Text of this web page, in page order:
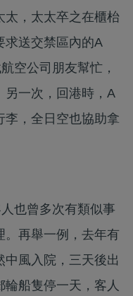
太，太太卒之在櫃枱
求送交禁區內的A
空公司朋友幫忙，
另一次，回港時，A
李，全日空也協助拿
也曾多次有類似事
。再舉一例，去年有
中風入院，三天後出
輪船隻停一天，客人